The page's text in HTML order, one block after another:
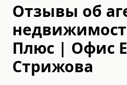
Отзывы об
Плюс | Офис
Стрижова